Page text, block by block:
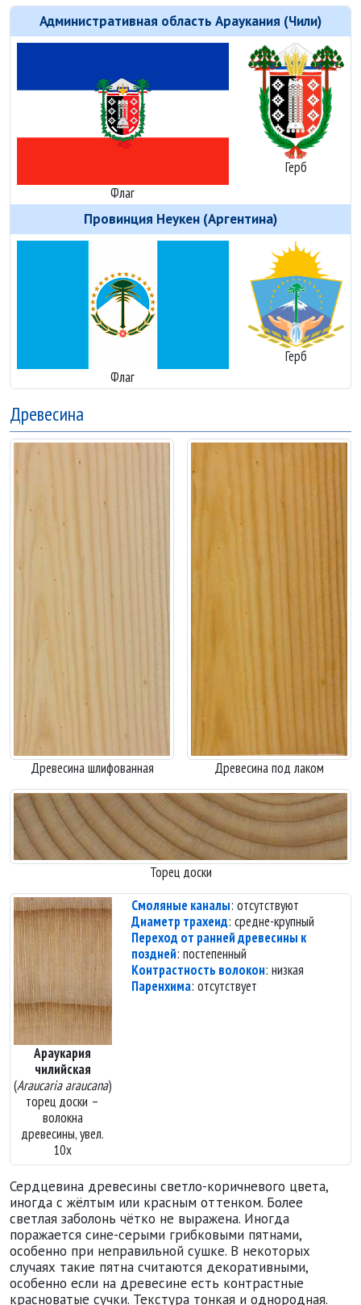
Административная область Араукания (Чили)
Флаг
Герб
Провинция Неукен (Аргентина)
Флаг
Герб
Древесина
Древесина шлифованная Древесина под лаком
Торец доски
Араукария
чилийская
(Araucaria araucana)
торец доски –
волокна
древесины, увел.
10х
Смоляные каналы: отсутствуют
Диаметр трахеид: средне-крупный
Переход от ранней древесины к
поздней: постепенный
Контрастность волокон: низкая
Паренхима: отсутствует
Сердцевина древесины светло-коричневого цвета,
иногда с жёлтым или красным оттенком. Более
светлая заболонь чётко не выражена. Иногда
поражается сине-серыми грибковыми пятнами,
особенно при неправильной сушке. В некоторых
случаях такие пятна считаются декоративными,
особенно если на древесине есть контрастные
красноватые сучки. Текстура тонкая и однородная.